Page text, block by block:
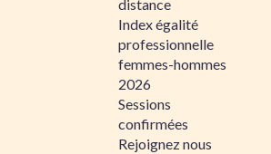
distance
Index égalité
professionnelle
femmes-hommes
2026
Sessions
confirmées
Rejoignez nous